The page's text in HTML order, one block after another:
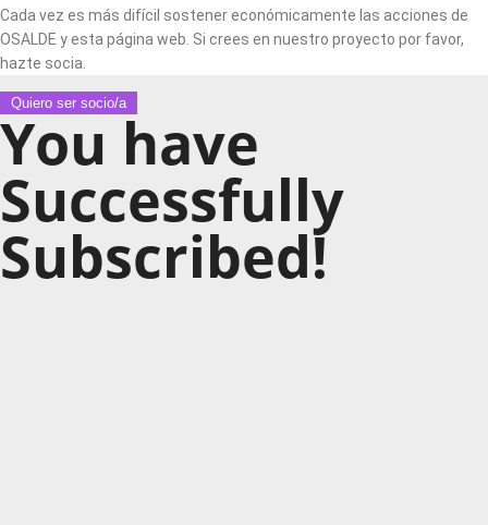
Cada vez es más difícil sostener económicamente las acciones de
OSALDE y esta página web. Si crees en nuestro proyecto por favor,
hazte socia.
Quiero ser socio/a
You have
Successfully
Subscribed!